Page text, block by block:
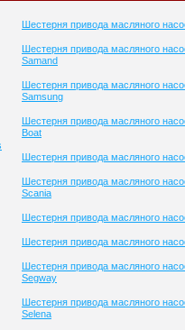
Шестерня привода масляного
Шестерня привода масляного
Samand
Шестерня привода масляного
Samsung
Шестерня привода масляного
Boat
Шестерня привода масляного
Шестерня привода масляного
Scania
Шестерня привода масляного
Шестерня привода масляного
Шестерня привода масляного
Segway
Шестерня привода масляного
Selena